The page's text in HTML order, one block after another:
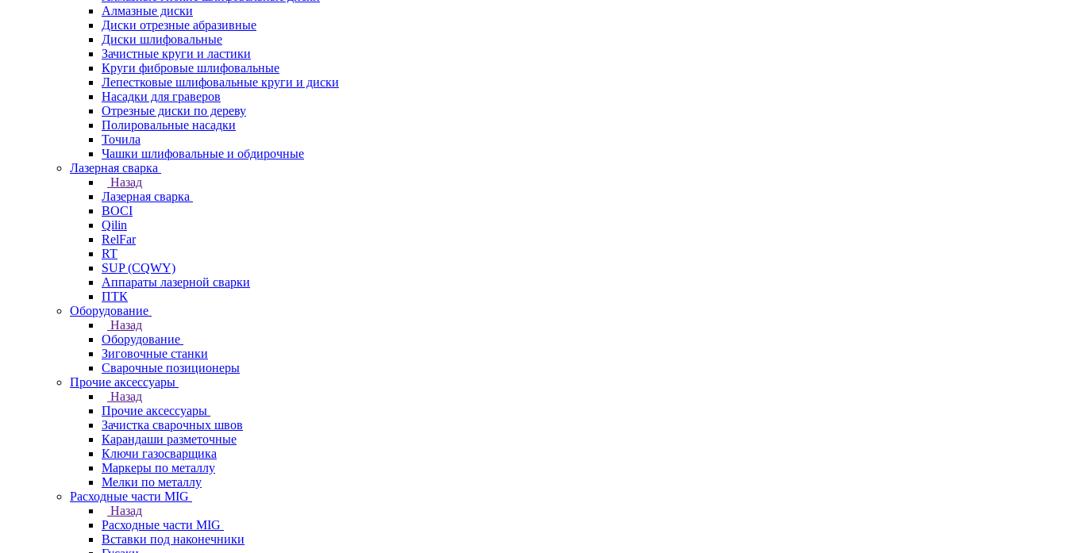
Алмазные диски
Диски отрезные абразивные
Диски шлифовальные
Зачистные круги и ластики
Круги фибровые шлифовальные
Лепестковые шлифовальные круги и диски
Насадки для граверов
Отрезные диски по дереву
Полировальные насадки
Точила
Чашки шлифовальные и обдирочные
Лазерная сварка
Назад
Лазерная сварка
BOCI
Qilin
RelFar
RT
SUP (CQWY)
Аппараты лазерной сварки
ПТК
Оборудование
Назад
Оборудование
Зиговочные станки
Сварочные позиционеры
Прочие аксессуары
Назад
Прочие аксессуары
Зачистка сварочных швов
Карандаши разметочные
Ключи газосварщика
Маркеры по металлу
Мелки по металлу
Расходные части MIG
Назад
Расходные части MIG
Вставки под наконечники